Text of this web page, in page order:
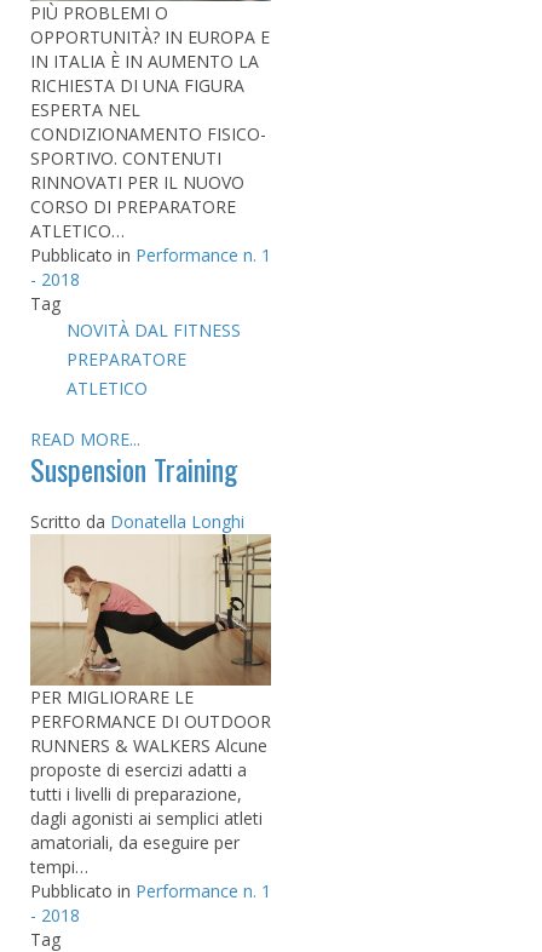
PIÙ PROBLEMI O
OPPORTUNITÀ? IN EUROPA E
IN ITALIA È IN AUMENTO LA
RICHIESTA DI UNA FIGURA
ESPERTA NEL
CONDIZIONAMENTO FISICO-
SPORTIVO. CONTENUTI
RINNOVATI PER IL NUOVO
CORSO DI PREPARATORE
ATLETICO…
Pubblicato in Performance n. 1
- 2018
Tag
NOVITÀ DAL FITNESS
PREPARATORE
ATLETICO
READ MORE...
Suspension Training
Scritto da Donatella Longhi
PER MIGLIORARE LE
PERFORMANCE DI OUTDOOR
RUNNERS & WALKERS Alcune
proposte di esercizi adatti a
tutti i livelli di preparazione,
dagli agonisti ai semplici atleti
amatoriali, da eseguire per
tempi…
Pubblicato in Performance n. 1
- 2018
Tag